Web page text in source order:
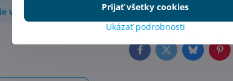
vody, testery a reagencie
Meranie pH, chlóru,
FacebookTwitterBluesky
Ukázať podrobnosti
Prijať všetky cookies